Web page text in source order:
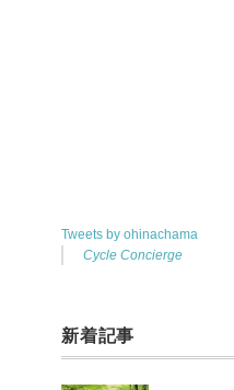
Tweets by ohinachama
Cycle Concierge
新着記事